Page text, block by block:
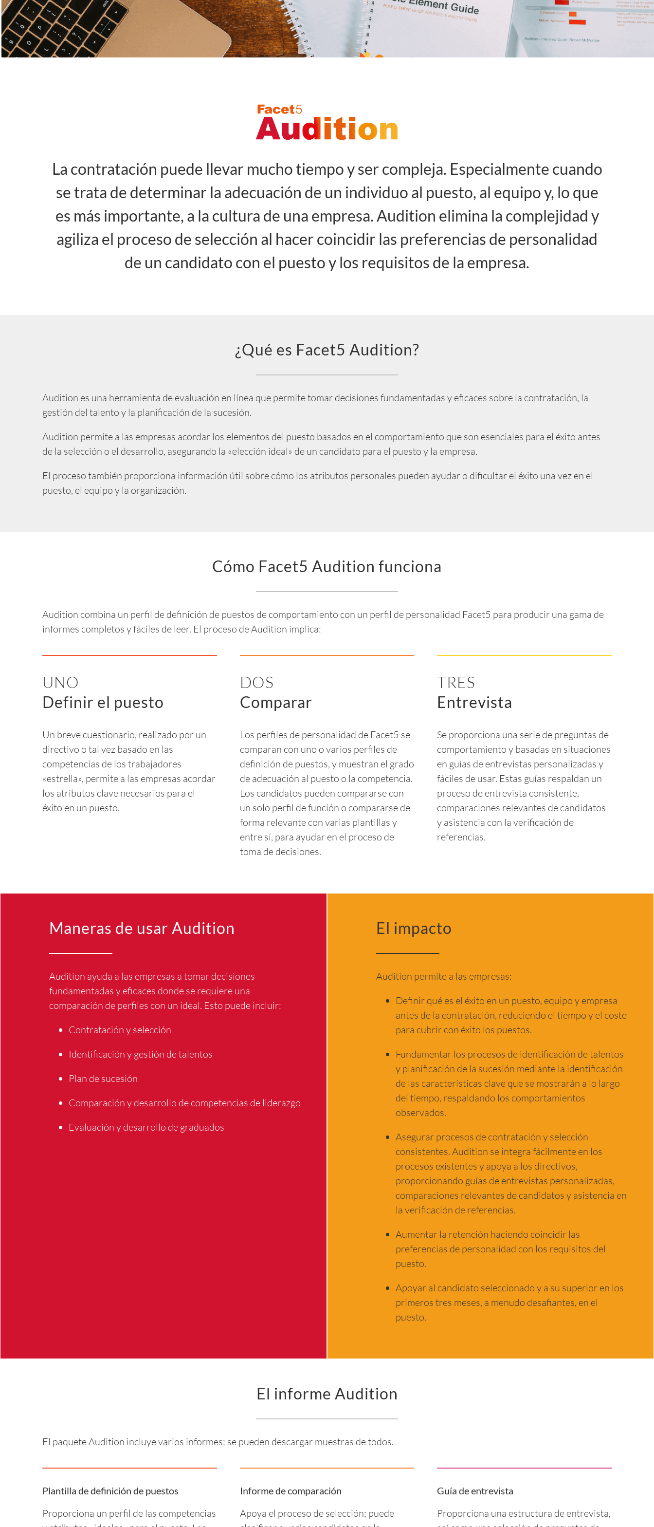
La contratación puede llevar mucho tiempo y ser compleja. Especialmente cuando
se trata de determinar la adecuación de un individuo al puesto, al equipo y, lo que
es más importante, a la cultura de una empresa. Audition elimina la complejidad y
agiliza el proceso de selección al hacer coincidir las preferencias de personalidad
de un candidato con el puesto y los requisitos de la empresa.
¿Qué es Facet5 Audition?
Audition es una herramienta de evaluación en línea que permite tomar decisiones fundamentadas y eficaces sobre la contratación, la
gestión del talento y la planificación de la sucesión.
Audition permite a las empresas acordar los elementos del puesto basados en el comportamiento que son esenciales para el éxito antes
de la selección o el desarrollo, asegurando la «elección ideal» de un candidato para el puesto y la empresa.
El proceso también proporciona información útil sobre cómo los atributos personales pueden ayudar o dificultar el éxito una vez en el
puesto, el equipo y la organización.
Cómo Facet5 Audition funciona
Audition combina un perfil de definición de puestos de comportamiento con un perfil de personalidad Facet5 para producir una gama de
informes completos y fáciles de leer. El proceso de Audition implica:
UNO
Definir el puesto
Un breve cuestionario, realizado por un
directivo o tal vez basado en las
competencias de los trabajadores
«estrella», permite a las empresas acordar
los atributos clave necesarios para el
éxito en un puesto.
DOS
Comparar
Los perfiles de personalidad de Facet5 se
comparan con uno o varios perfiles de
definición de puestos, y muestran el grado
de adecuación al puesto o la competencia.
Los candidatos pueden compararse con
un solo perfil de función o compararse de
forma relevante con varias plantillas y
entre sí, para ayudar en el proceso de
toma de decisiones.
TRES
Entrevista
Se proporciona una serie de preguntas de
comportamiento y basadas en situaciones
en guías de entrevistas personalizadas y
fáciles de usar. Estas guías respaldan un
proceso de entrevista consistente,
comparaciones relevantes de candidatos
y asistencia con la verificación de
referencias.
Maneras de usar Audition
Audition ayuda a las empresas a tomar decisiones
fundamentadas y eficaces donde se requiere una
comparación de perfiles con un ideal. Esto puede incluir:
Contratación y selección
Identificación y gestión de talentos
Plan de sucesión
Comparación y desarrollo de competencias de liderazgo
Evaluación y desarrollo de graduados
El impacto
Audition permite a las empresas:
Definir qué es el éxito en un puesto, equipo y empresa
antes de la contratación, reduciendo el tiempo y el coste
para cubrir con éxito los puestos.
Fundamentar los procesos de identificación de talentos
y planificación de la sucesión mediante la identificación
de las características clave que se mostrarán a lo largo
del tiempo, respaldando los comportamientos
observados.
Asegurar procesos de contratación y selección
consistentes. Audition se integra fácilmente en los
procesos existentes y apoya a los directivos,
proporcionando guías de entrevistas personalizadas,
comparaciones relevantes de candidatos y asistencia en
la verificación de referencias.
Aumentar la retención haciendo coincidir las
preferencias de personalidad con los requisitos del
puesto.
Apoyar al candidato seleccionado y a su superior en los
primeros tres meses, a menudo desafiantes, en el
puesto.
El informe Audition
El paquete Audition incluye varios informes; se pueden descargar muestras de todos.
Plantilla de definición de puestos
Proporciona un perfil de las competencias
Informe de comparación
Apoya el proceso de selección; puede
Guía de entrevista
Proporciona una estructura de entrevista,